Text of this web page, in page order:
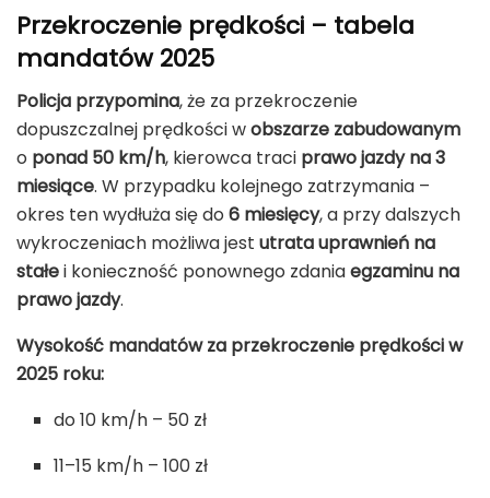
Przekroczenie prędkości – tabela
mandatów 2025
Policja przypomina, że za przekroczenie
dopuszczalnej prędkości wobszarze zabudowanym
o ponad 50 km/h, kierowca traci prawo jazdy na 3
miesiące. W przypadku kolejnego zatrzymania –
okres ten wydłuża się do 6 miesięcy, a przy dalszych
wykroczeniach możliwa jest utrata uprawnień na
stałei konieczność ponownego zdaniaegzaminu na
prawo jazdy.
Wysokość mandatów za przekroczenie prędkości w
2025 roku:
do 10 km/h – 50 zł
11–15 km/h – 100 zł